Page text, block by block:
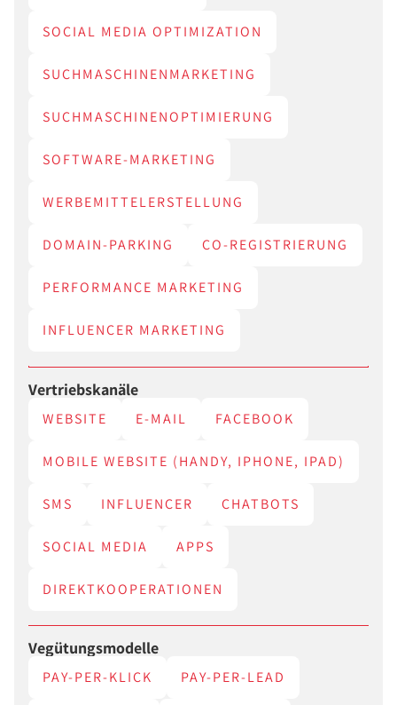
SOCIAL MEDIA OPTIMIZATION
SUCHMASCHINENMARKETING
SUCHMASCHINENOPTIMIERUNG
SOFTWARE-MARKETING
WERBEMITTELERSTELLUNG
DOMAIN-PARKING CO-REGISTRIERUNG
PERFORMANCE MARKETING
INFLUENCER MARKETING
Vertriebskanäle
WEBSITE E-MAIL FACEBOOK
MOBILE WEBSITE (HANDY, IPHONE, IPAD)
SMS INFLUENCER CHATBOTS
SOCIAL MEDIA APPS
DIREKTKOOPERATIONEN
Vegütungsmodelle
PAY-PER-KLICK PAY-PER-LEAD